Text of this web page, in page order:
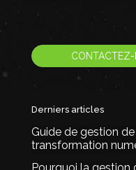
Derniers articles
Guide de gestion
transformation